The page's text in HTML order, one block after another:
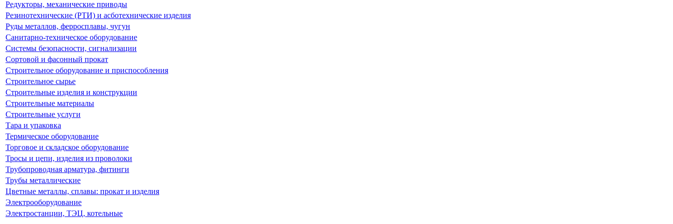
Редукторы, механические приводы
Резинотехнические (РТИ) и асботехнические изделия
Руды металлов, ферросплавы, чугун
Санитарно-техническое оборудование
Системы безопасности, сигнализации
Сортовой и фасонный прокат
Строительное оборудование и приспособления
Строительное сырье
Строительные изделия и конструкции
Строительные материалы
Строительные услуги
Тара и упаковка
Термическое оборудование
Торговое и складское оборудование
Тросы и цепи, изделия из проволоки
Трубопроводная арматура, фитинги
Трубы металлические
Цветные металлы, сплавы: прокат и изделия
Электрооборудование
Электростанции, ТЭЦ, котельные